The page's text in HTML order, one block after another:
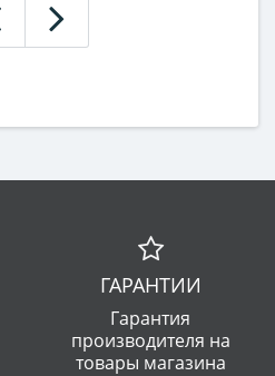
ГАРАНТИИ
Гарантия
производителя на
товары магазина